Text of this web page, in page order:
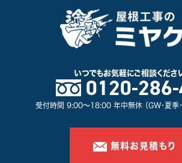
いつでもお気軽にご相談くださ
0120-
受付時間 9:00～18:00 年中無休 （GW・夏季・
無料お見積もり